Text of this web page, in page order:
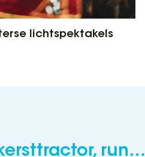
lichtspektakels
run…